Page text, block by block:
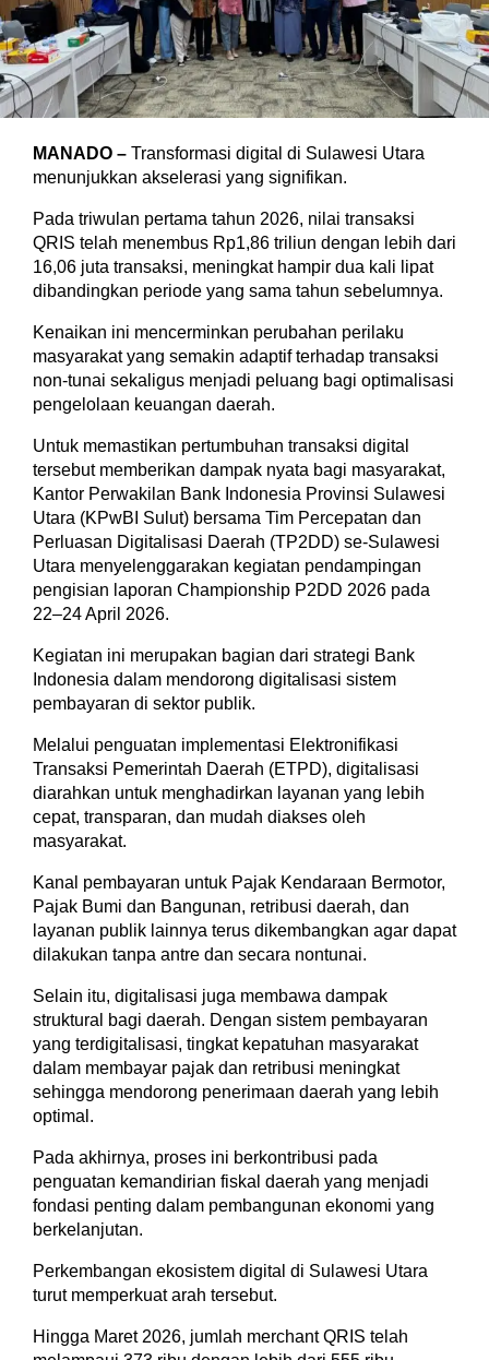
MANADO – Transformasi digital di Sulawesi Utara
menunjukkan akselerasi yang signifikan.
Pada triwulan pertama tahun 2026, nilai transaksi
QRIS telah menembus Rp1,86 triliun dengan lebih dari
16,06 juta transaksi, meningkat hampir dua kali lipat
dibandingkan periode yang sama tahun sebelumnya.
Kenaikan ini mencerminkan perubahan perilaku
masyarakat yang semakin adaptif terhadap transaksi
non-tunai sekaligus menjadi peluang bagi optimalisasi
pengelolaan keuangan daerah.
Untuk memastikan pertumbuhan transaksi digital
tersebut memberikan dampak nyata bagi masyarakat,
Kantor Perwakilan Bank Indonesia Provinsi Sulawesi
Utara (KPwBI Sulut) bersama Tim Percepatan dan
Perluasan Digitalisasi Daerah (TP2DD) se-Sulawesi
Utara menyelenggarakan kegiatan pendampingan
pengisian laporan Championship P2DD 2026 pada
22–24 April 2026.
Kegiatan ini merupakan bagian dari strategi Bank
Indonesia dalam mendorong digitalisasi sistem
pembayaran di sektor publik.
Melalui penguatan implementasi Elektronifikasi
Transaksi Pemerintah Daerah (ETPD), digitalisasi
diarahkan untuk menghadirkan layanan yang lebih
cepat, transparan, dan mudah diakses oleh
masyarakat.
Kanal pembayaran untuk Pajak Kendaraan Bermotor,
Pajak Bumi dan Bangunan, retribusi daerah, dan
layanan publik lainnya terus dikembangkan agar dapat
dilakukan tanpa antre dan secara nontunai.
Selain itu, digitalisasi juga membawa dampak
struktural bagi daerah. Dengan sistem pembayaran
yang terdigitalisasi, tingkat kepatuhan masyarakat
dalam membayar pajak dan retribusi meningkat
sehingga mendorong penerimaan daerah yang lebih
optimal.
Pada akhirnya, proses ini berkontribusi pada
penguatan kemandirian fiskal daerah yang menjadi
fondasi penting dalam pembangunan ekonomi yang
berkelanjutan.
Perkembangan ekosistem digital di Sulawesi Utara
turut memperkuat arah tersebut.
Hingga Maret 2026, jumlah merchant QRIS telah